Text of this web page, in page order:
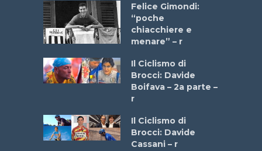
Felice Gimondi:
“poche
chiacchiere e
menare” – r
Il Ciclismo di
Brocci: Davide
Boifava – 2a parte –
r
Il Ciclismo di
Brocci: Davide
Cassani – r